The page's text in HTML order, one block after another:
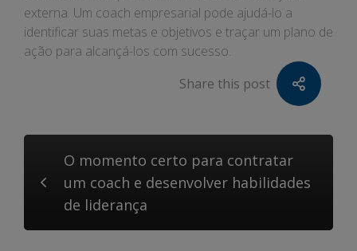
externa. Um coach empresarial pode ajudá-lo a
identificar suas metas e objetivos e traçar um plano de
ação para alcançá-los com sucesso.
Share this post
O momento certo para contratar
um coach e desenvolver habilidades
de liderança